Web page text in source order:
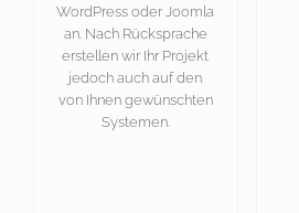
WordPress oder Joomla
an. Nach Rücksprache
erstellen wir Ihr Projekt
jedoch auch auf den
von Ihnen gewünschten
Systemen.